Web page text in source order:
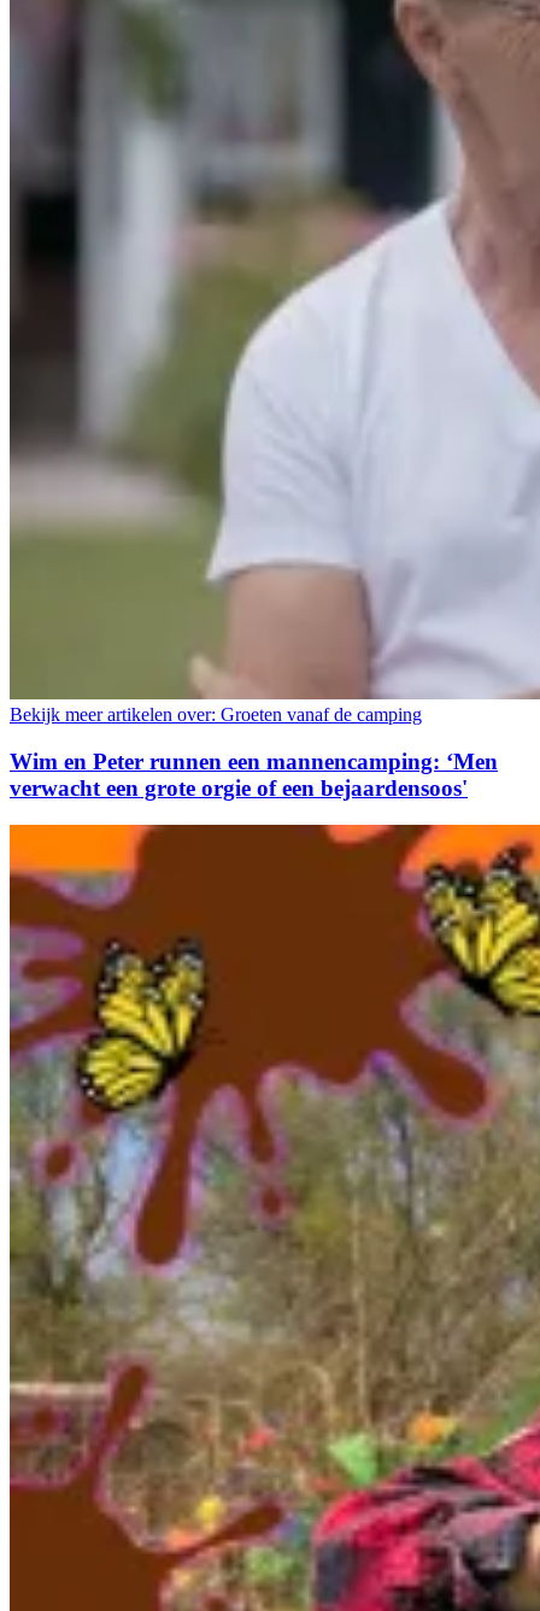
Bekijk meer artikelen over: Groeten vanaf de camping
Wim en Peter runnen een mannencamping: ‘Men
verwacht een grote orgie of een bejaardensoos'